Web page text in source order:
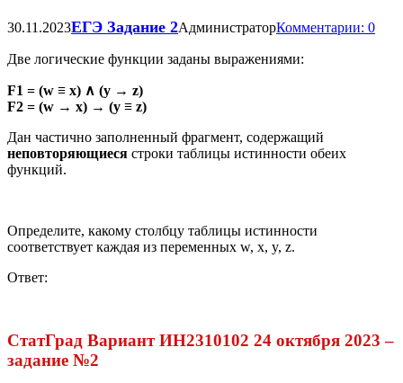
30.11.2023ЕГЭ Задание 2АдминистраторКомментарии: 0
Две логические функции заданы выражениями:
F1 = (w ≡ x) ∧ (y → z)
F2 = (w → x) → (y ≡ z)
Дан частично заполненный фрагмент, содержащий
неповторяющиеся строки таблицы истинности обеих
функций.
Определите, какому столбцу таблицы истинности
соответствует каждая из переменных w, x, y, z.
Ответ:
СтатГрад Вариант ИН2310102 24 октября 2023 –
задание №2